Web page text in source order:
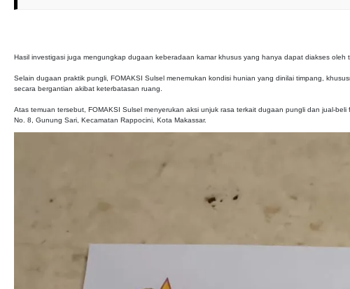
Hasil investigasi juga mengungkap dugaan keberadaan kamar khusus yang hanya dapat diakses
Selain dugaan praktik pungli, FOMAKSI Sulsel menemukan kondisi hunian yang dinilai timpang,
secara bergantian akibat keterbatasan ruang.
Atas temuan tersebut, FOMAKSI Sulsel menyerukan aksi unjuk rasa terkait dugaan pungli dan jual-
No. 8, Gunung Sari, Kecamatan Rappocini, Kota Makassar.